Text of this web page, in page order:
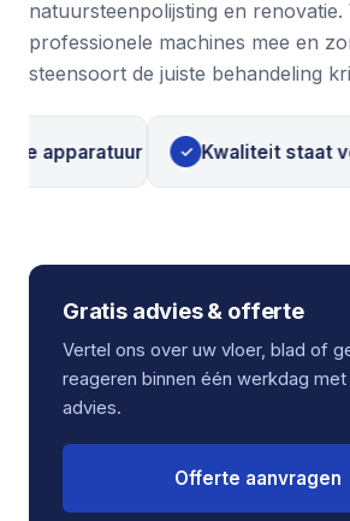
natuursteenpolijsting en renovatie.
professionele machines mee en
steensoort de juiste behandeling
✓ Kwaliteit staat
Gratis advies & offerte
Vertel ons over uw vloer, blad of
reageren binnen één werkdag
advies.
Offerte aanvragen